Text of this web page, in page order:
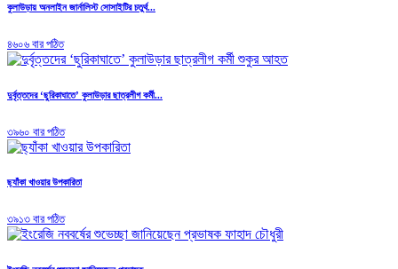
কুলাউড়ায় অনলাইন জার্নালিস্ট সোসাইটির চতুর্থ...
৪৬০৬ বার পঠিত
দুর্বৃত্তদের ‘ছুরিকাঘাতে’ কুলাউড়ার ছাত্রলীগ কর্মী...
৩৯৬০ বার পঠিত
ছ্যাঁকা খাওয়ার উপকারিতা
৩৯১৩ বার পঠিত